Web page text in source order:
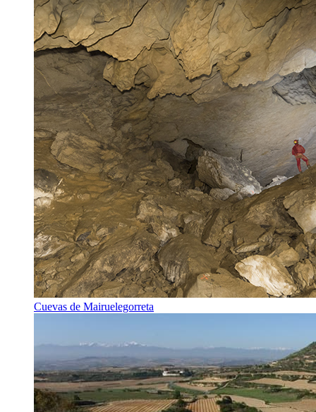
Cuevas de Mairuelegorreta